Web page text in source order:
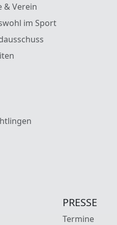
& Verein
im Sport
PRESSE
Termine